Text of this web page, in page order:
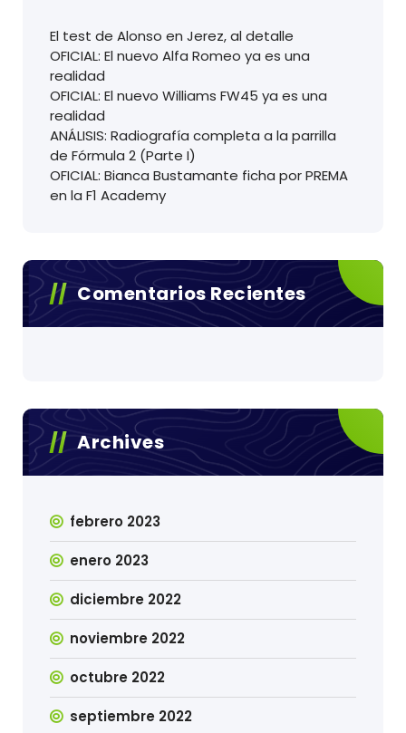
El test de Alonso en Jerez, al detalle
OFICIAL: El nuevo Alfa Romeo ya es una
realidad
OFICIAL: El nuevo Williams FW45 ya es una
realidad
ANÁLISIS: Radiografía completa a la parrilla
de Fórmula 2 (Parte I)
OFICIAL: Bianca Bustamante ficha por PREMA
en la F1 Academy
Comentarios Recientes
Archives
febrero 2023
enero 2023
diciembre 2022
noviembre 2022
octubre 2022
septiembre 2022